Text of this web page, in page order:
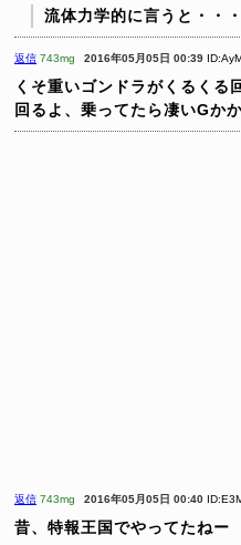
流体力学的に言うと・・
返信 743mg 2016年05月05日 00:39
くそ重いゴンドラがくるくる
回るよ、乗ってたら凄いGか
返信 743mg 2016年05月05日 00:40
昔、特報王国でやってたねー